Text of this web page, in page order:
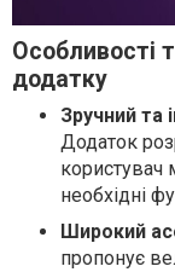
Особливості
додатку
Зручний та
Додаток
користувач
необхідні
Широкий
пропонує